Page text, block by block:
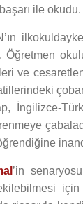
ile okudu.
Öğretmen
ve
İngilizce-
’in
için